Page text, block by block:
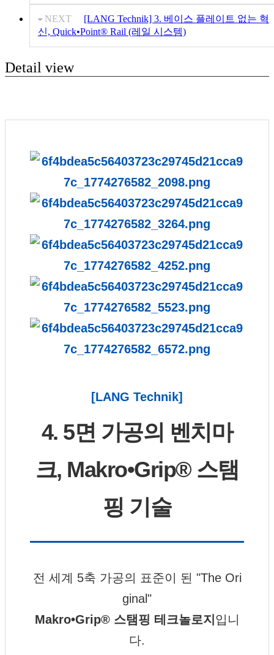
NEXT
[LANG Technik] 3. 베이스 플레이트 없는 혁
신, Quick•Point® Rail (레일 시스템)
Detail view
[LANG Technik]
4. 5면 가공의 벤치마
크, Makro•Grip® 스탬
핑 기술
전 세계 5축 가공의 표준이 된 "The Ori
ginal"
Makro•Grip® 스탬핑 테크놀로지입니
다.